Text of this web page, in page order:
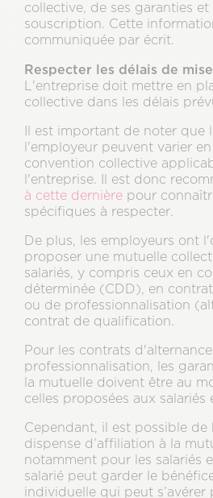
collective, de ses garanties
souscription. Cette
communiquée par écrit.
Respecter les délais de
L'entreprise doit mettre en
collective dans les délais
Il est important de noter que
l'employeur peuvent varier
convention collective
l'entreprise. Il est donc
à cette dernière pour
spécifiques à respecter.
De plus, les employeurs ont
proposer une mutuelle
salariés, y compris ceux en
déterminée (CDD), en
ou de professionnalisation
contrat de qualification.
Pour les contrats
professionnalisation, les
la mutuelle doivent être au
celles proposées aux salariés
Cependant, il est possible de
dispense d’affiliation à la
notamment pour les salariés
salarié peut garder le
individuelle qui peut s’avérer